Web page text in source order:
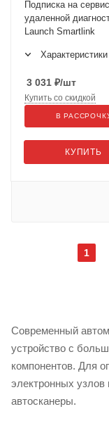
Подписка на сервис
удаленной
Launch Smartlink
Характеристики
3 031 ₽/шт
КУПИТЬ
Купить со скидкой
В
1
Современный
устройство с
компонентов. Для
электронных
автосканеры.